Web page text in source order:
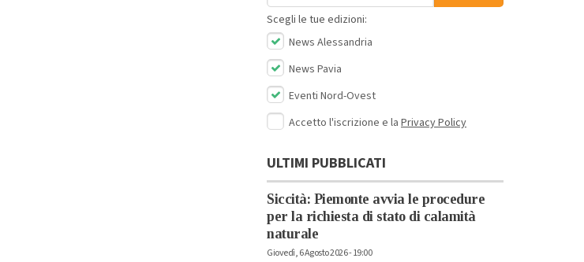
Scegli le tue edizioni:
News Alessandria
News Pavia
Eventi Nord-Ovest
Accetto l'iscrizione e la Privacy Policy
ULTIMI PUBBLICATI
Siccità: Piemonte avvia le procedure
per la richiesta di stato di calamità
naturale
Giovedì, 6 Agosto 2026 - 19:00